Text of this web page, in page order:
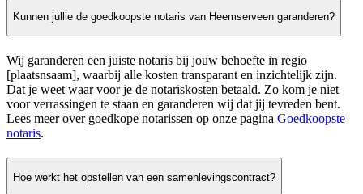
Kunnen jullie de goedkoopste notaris van Heemserveen garanderen?
Wij garanderen een juiste notaris bij jouw behoefte in regio
[plaatsnsaam], waarbij alle kosten transparant en inzichtelijk zijn.
Dat je weet waar voor je de notariskosten betaald. Zo kom je niet
voor verrassingen te staan en garanderen wij dat jij tevreden bent.
Lees meer over goedkope notarissen op onze pagina Goedkoopste
notaris.
Hoe werkt het opstellen van een samenlevingscontract?